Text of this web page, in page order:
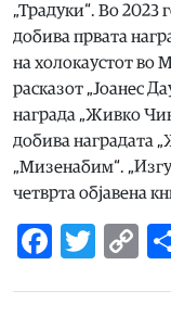
„Традуки“. Во 2023
добива првата
на холокаустот во
расказот „Јоанес
награда „Живко
добива наградата
„Мизенабим“.
четврта објавена